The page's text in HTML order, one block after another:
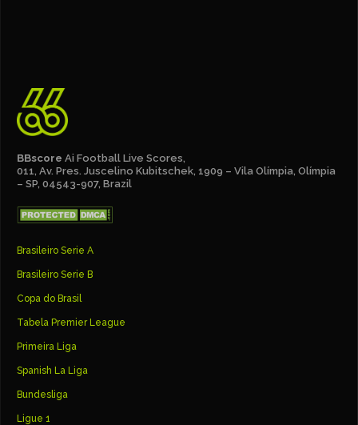
BBscore Ai Football Live Scores,
011, Av. Pres. Juscelino Kubitschek, 1909 – Vila Olímpia, Olímpia
– SP, 04543-907, Brazil
Brasileiro Serie A
Brasileiro Serie B
Copa do Brasil
Tabela Premier League
Primeira Liga
Spanish La Liga
Bundesliga
Ligue 1